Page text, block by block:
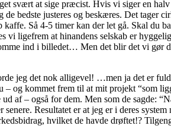
svært at sige præcist. Hvis vi siger en
de bedste justeres og beskæres. Det tager
Så 4-5 timer kan der let gå. Skal du
vi ligefrem at hinandens selskab er
ind i billedet… Men det blir det vi gør
jeg det nok alligevel! …men ja det er
– og kommet frem til at mit projekt “som
af – også for dem. Men som de sagde:
senere. Resultatet er at jeg er i deres
hvilket de havde drøftet!?